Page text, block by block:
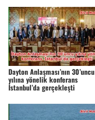
Dayton Anlaşması’nın 30’uncu
yılına yönelik konferans
İstanbul’da gerçekleşti